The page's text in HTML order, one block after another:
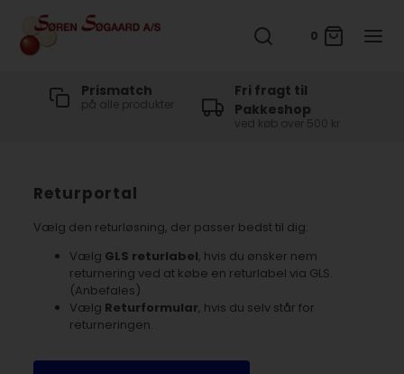
0
Prismatch
på alle produkter
Fri fragt til
Pakkeshop
ved køb over 500 kr
Returportal
Vælg den returløsning, der passer bedst til dig:
Vælg GLS returlabel, hvis du ønsker nem
returnering ved at købe en returlabel via GLS.
(Anbefales)
Vælg Returformular, hvis du selv står for
returneringen.